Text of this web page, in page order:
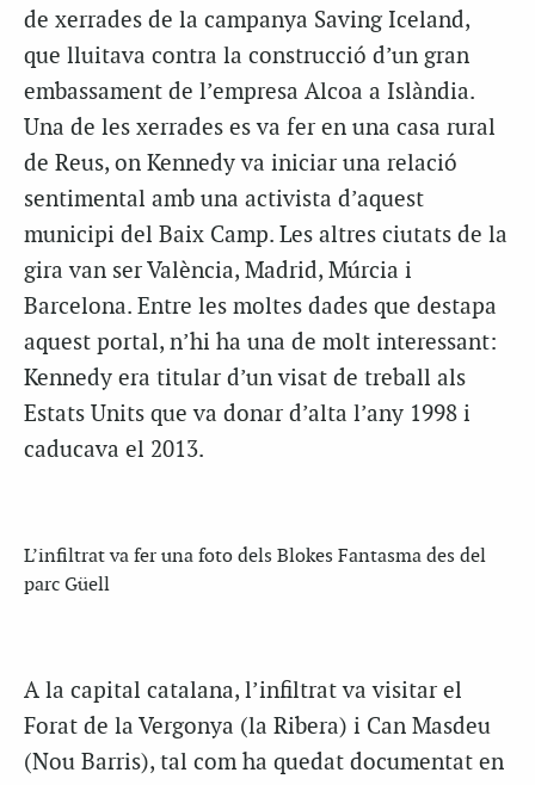
de xerrades de la campanya Saving Iceland,
que lluitava contra la construcció d’un gran
embassament de l’empresa Alcoa a Islàndia.
Una de les xerrades es va fer en una casa rural
de Reus, on Kennedy va iniciar una relació
sentimental amb una activista d’aquest
municipi del Baix Camp. Les altres ciutats de la
gira van ser València, Madrid, Múrcia i
Barcelona. Entre les moltes dades que destapa
aquest portal, n’hi ha una de molt interessant:
Kennedy era titular d’un visat de treball als
Estats Units que va donar d’alta l’any 1998 i
caducava el 2013.
L’infiltrat va fer una foto dels Blokes Fantasma des del
parc Güell
A la capital catalana, l’infiltrat va visitar el
Forat de la Vergonya (la Ribera) i Can Masdeu
(Nou Barris), tal com ha quedat documentat en